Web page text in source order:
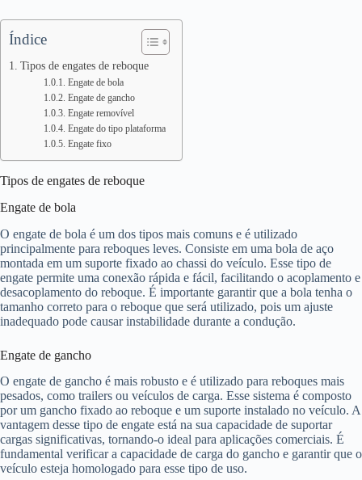
Índice
Tipos de engates de reboque
Engate de bola
Engate de gancho
Engate removível
Engate do tipo plataforma
Engate fixo
Tipos de engates de reboque
Engate de bola
O engate de bola é um dos tipos mais comuns e é utilizado
principalmente para reboques leves. Consiste em uma bola de aço
montada em um suporte fixado ao chassi do veículo. Esse tipo de
engate permite uma conexão rápida e fácil, facilitando o acoplamento e
desacoplamento do reboque. É importante garantir que a bola tenha o
tamanho correto para o reboque que será utilizado, pois um ajuste
inadequado pode causar instabilidade durante a condução.
Engate de gancho
O engate de gancho é mais robusto e é utilizado para reboques mais
pesados, como trailers ou veículos de carga. Esse sistema é composto
por um gancho fixado ao reboque e um suporte instalado no veículo. A
vantagem desse tipo de engate está na sua capacidade de suportar
cargas significativas, tornando-o ideal para aplicações comerciais. É
fundamental verificar a capacidade de carga do gancho e garantir que o
veículo esteja homologado para esse tipo de uso.